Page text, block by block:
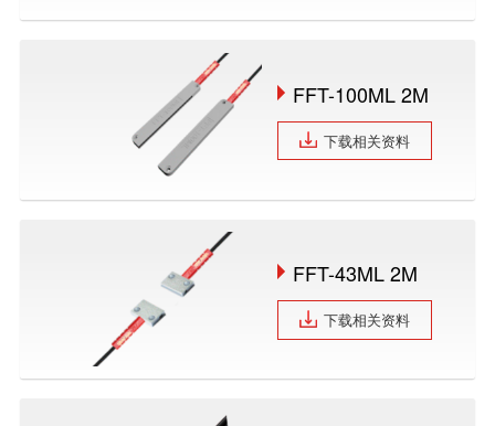
FFT-100ML 2M
下载相关资料
FFT-43ML 2M
下载相关资料